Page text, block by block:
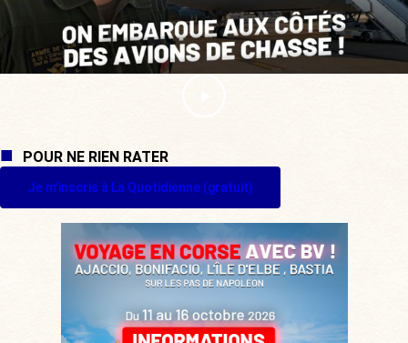
POUR NE RIEN RATER
Je m'inscris à La Quotidienne (gratuit)